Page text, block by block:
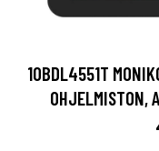
10BDL4551T
OHJELMISTON,